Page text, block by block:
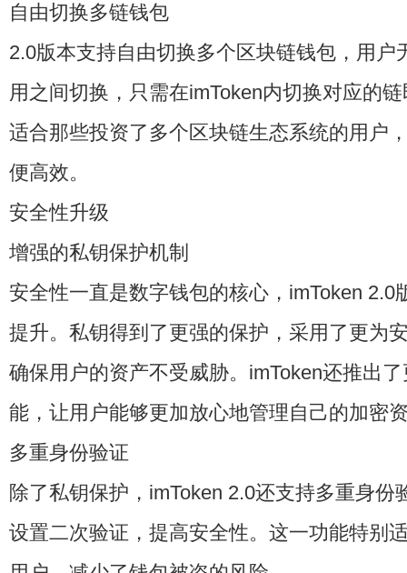
自由切换多链钱包
2.0版本支持自由切换多个区块链钱包，用户
用之间切换，只需在imToken内切换对应的
适合那些投资了多个区块链生态系统的用户
便高效。
安全性升级
增强的私钥保护机制
安全性一直是数字钱包的核心，imToken 2.0
提升。私钥得到了更强的保护，采用了更为
确保用户的资产不受威胁。imToken还推出
能，让用户能够更加放心地管理自己的加密
多重身份验证
除了私钥保护，imToken 2.0还支持多重身份
设置二次验证，提高安全性。这一功能特别